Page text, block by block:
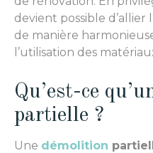
devient possible d’allier
de manière
l’utilisation des
Qu’est-ce
partielle ?
Une démolition